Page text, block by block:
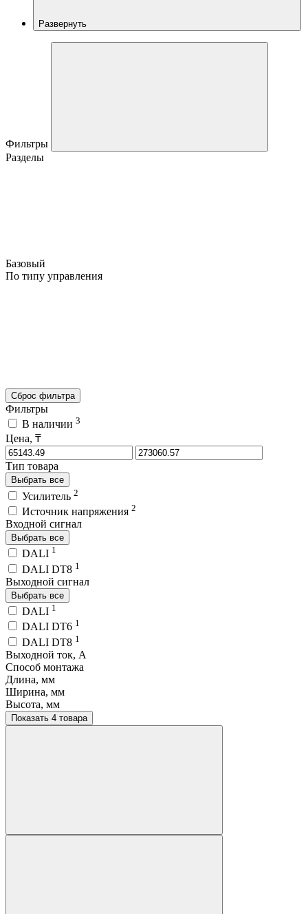
Развернуть
Фильтры
Разделы
Базовый
По типу управления
Сброс фильтра
Фильтры
В наличии 3
Цена, ₸
Тип товара
Выбрать все
Усилитель 2
Источник напряжения 2
Входной сигнал
Выбрать все
DALI 1
DALI DT8 1
Выходной сигнал
Выбрать все
DALI 1
DALI DT6 1
DALI DT8 1
Выходной ток, A
Способ монтажа
Длина, мм
Ширина, мм
Высота, мм
Показать 4 товара